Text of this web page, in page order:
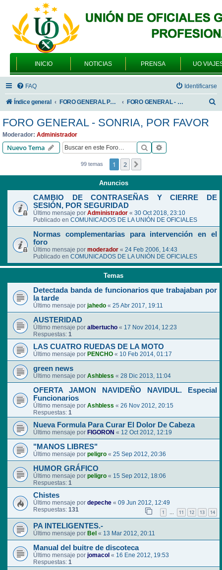
INICIO NOTICIAS PRENSA UO
FAQ Identificarse
Índice general FORO GENERAL PARA TODOS LOS USUARIOS FORO GENERAL - SONRIA, POR FAVOR
FORO GENERAL - SONRIA, POR FAVOR
Moderador: Administrador
Nuevo Tema Buscar
99 temas 1 2
Anuncios
CAMBIO DE CONTRASEÑAS Y CIERRE DE
SESIÓN, POR SEGURIDAD
Último mensaje por Administrador « 30 Oct 2018, 23:10
Publicado en COMUNICADOS DE LA UNIÓN DE OFICIALES
Normas complementarias para intervención en el
foro
Último mensaje por moderador « 24 Feb 2006, 14:43
Publicado en COMUNICADOS DE LA UNIÓN DE OFICIALES
Temas
Detectada banda de funcionarios que trabajaban por
la tarde
Último mensaje por jahedo « 25 Abr 2017, 19:11
AUSTERIDAD
Último mensaje por albertucho « 17 Nov 2014, 12:23
Respuestas: 1
LAS CUATRO RUEDAS DE LA MOTO
Último mensaje por PENCHO « 10 Feb 2014, 01:17
green news
Último mensaje por Ashbless « 28 Dic 2013, 11:04
OFERTA JAMON NAVIDEÑO NAVIDUL. Especial
Funcionarios
Último mensaje por Ashbless « 26 Nov 2012, 20:15
Respuestas: 1
Nueva Formula Para Curar El Dolor De Cabeza
Último mensaje por FIGORON « 12 Oct 2012, 12:19
"MANOS LIBRES"
Último mensaje por peligro « 25 Sep 2012, 20:36
HUMOR GRÁFICO
Último mensaje por peligro « 15 Sep 2012, 18:06
Respuestas: 1
Chistes
Último mensaje por depeche « 09 Jun 2012, 12:49
Respuestas: 131 1 … 11 12 13 14
PA INTELIGENTES.-
Último mensaje por Bel « 13 Mar 2012, 20:11
Manual del buitre de discoteca
Último mensaje por jomacol « 16 Ene 2012, 19:53
Respuestas: 1